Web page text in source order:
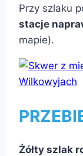
Przy szlaku
stacje
mapie).
Żółty szlak